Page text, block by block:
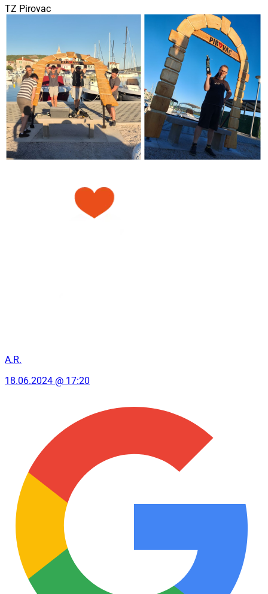
TZ Pirovac
A.R.
18.06.2024 @ 17:20